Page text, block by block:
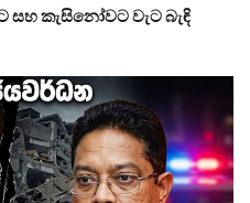
කැසිනෝවට වැට බැඳි